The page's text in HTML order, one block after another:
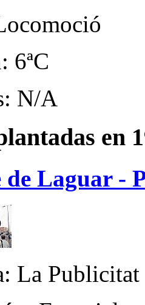
6ªC
N/A
en
de Laguar -
La Publicitat